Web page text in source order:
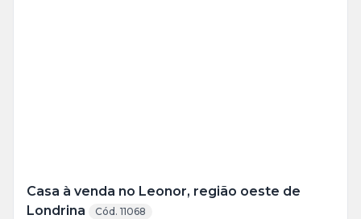
Casa à venda no Leonor, região oeste de
Londrina
Cód. 11068